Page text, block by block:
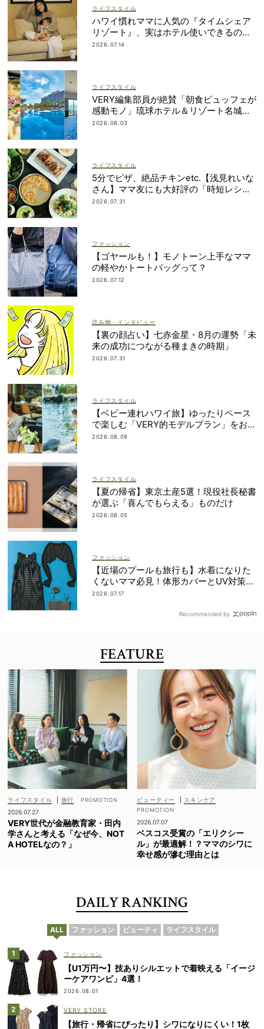
ライフスタイル
ハワイ慣れママに人気の『タイムシェア
リゾート』、実はホテル使いできるの知
ってた？
2026.07.14
ライフスタイル
VERY編集部員が絶賛「朝食ビュッフェが
感動モノ」琉球ホテル＆リゾート名城ビ
ーチは雨でも遊び尽くせる！
2026.08.03
ライフスタイル
5分でピザ、絶品チキンetc.【浅見れいな
さん】ママ友にも大好評の「時短レシ
ピ」４選
2026.07.31
ファッション
【ゴヤールも！】モノトーン上手なママ
の軽やかトートバッグって？
2026.07.12
読み物・インタビュー
【裏の顔占い】七赤金星・8月の運勢「未
来の成功につながる種まきの時期」
2026.07.31
ライフスタイル
【ベビー連れハワイ旅】ゆったりペース
で楽しむ「VERY的モデルプラン」をお届
け！
2026.08.09
ライフスタイル
【夏の帰省】東京土産5選！現役社長秘書
が選ぶ「喜んでもらえる」ものだけ
2026.08.05
ファッション
【近場のプールも旅行も】水着になりた
くないママ必見！体形カバーとUV対策を
両立するマルチウェア速報
2026.07.17
Recommended by
FEATURE
ライフスタイル
旅行
2026.07.27
VERY世代が金融教育家・田内
学さんと考える「なぜ今、NOT
A HOTELなの？」
ビューティー スキンケア
2026.07.07
ベスコス受賞の「エリクシー
ル」が最適解！？ママのシワに
幸せ感が滲む理由とは
DAILY RANKING
ALL ファッション ビューティ ライフスタイル
ファッション
【U1万円〜】技ありシルエットで着映える「イージ
ーケアワンピ」4選！
2026.08.01
VERY STORE
【旅行・帰省にぴったり】シワになりにくい！1枚